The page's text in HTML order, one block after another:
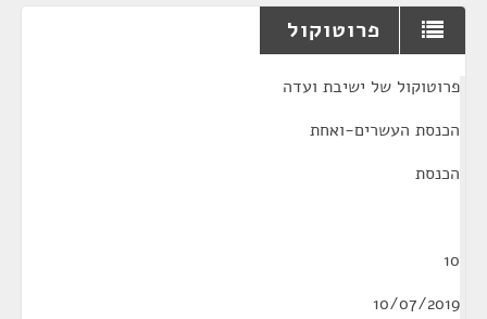
פרוטוקול
פרוטוקול של ישיבת ועדה
הכנסת העשרים-ואחת
הכנסת
10
10/07/2019